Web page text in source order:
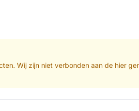
Wij zijn niet verbonden aan de hier